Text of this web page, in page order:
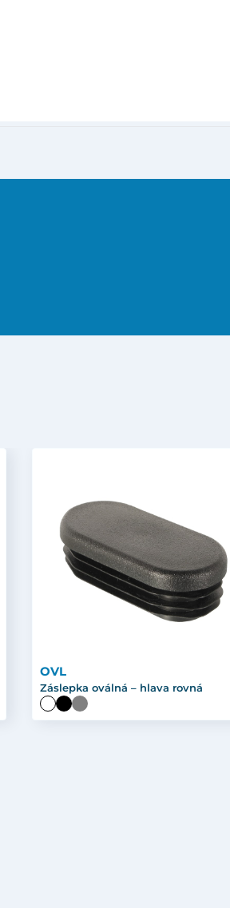
OVL
Záslepka oválná – hlava rovná